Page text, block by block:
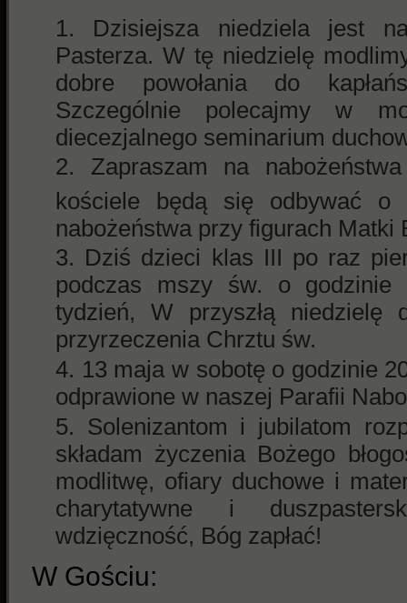
Dzisiejsza niedziela jest
Pasterza. W tę niedzielę
dobre powołania do
Szczególnie polecajmy w
diecezjalnego seminarium
Zapraszam na
kościele będą się odbywać o
nabożeństwa przy figurach Matki
Dziś dzieci klas III po raz
podczas mszy św. o godzinie
tydzień, W przyszłą
przyrzeczenia Chrztu św.
13 maja w sobotę o godzinie
odprawione w naszej Parafii
Solenizantom i jubilatom
składam życzenia Bożego
modlitwę, ofiary duchowe i
charytatywne i
wdzięczność, Bóg zapłać!
W Gościu: